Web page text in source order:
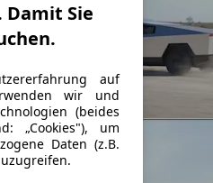
Damit Sie
auf
wir und
(beides
„Cookies"), um
Daten (z.B.